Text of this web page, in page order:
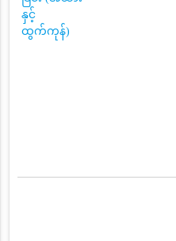
နှင့်
ထွက်ကုန်)